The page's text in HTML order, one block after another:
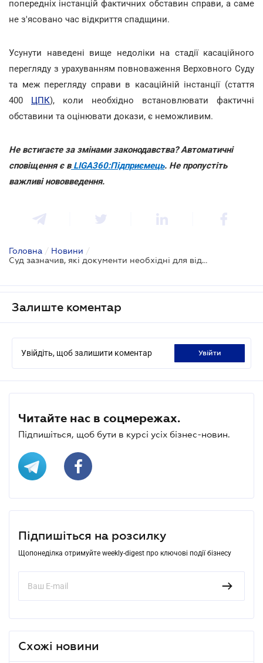
попередніх інстанцій фактичних обставин справи, а саме
не з'ясовано час відкриття спадщини.
Усунути наведені вище недоліки на стадії касаційного
перегляду з урахуванням повноваження Верховного Суду
та меж перегляду справи в касаційній інстанції (стаття
400 ЦПК), коли необхідно встановлювати фактичні
обставини та оцінювати докази, є неможливим.
Не встигаєте за змінами законодавства? Автоматичні
сповіщення є вLIGA360:Підприємець. Не пропустіть
важливі нововведення.
Головна / Новини /
Суд зазначив, які документи необхідні для відкриття спадщини
Залиште коментар
Увійдіть, щоб залишити коментар увійти
Читайте нас в соцмережах.
Підпишіться, щоб бути в курсі усіх бізнес-новин.
Підпишіться на розсилку
Щопонеділка отримуйте weekly-digest про ключові події бізнесу
Схожі новини